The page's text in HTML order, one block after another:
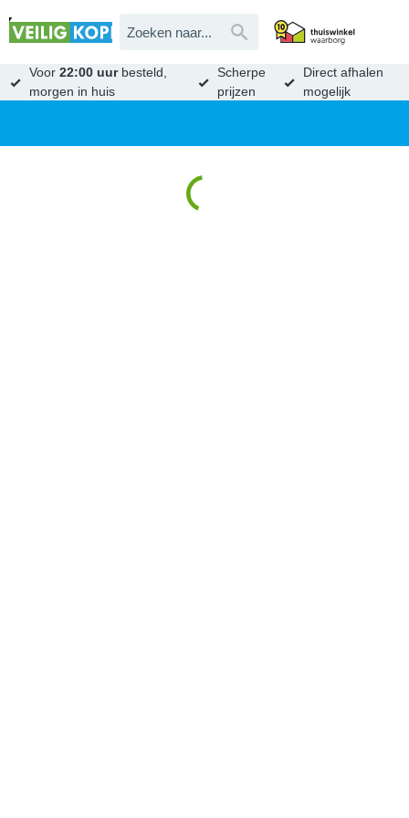
Voor22:00 uurbesteld,
morgen in huis
Scherpe
prijzen
Direct afhalen
mogelijk